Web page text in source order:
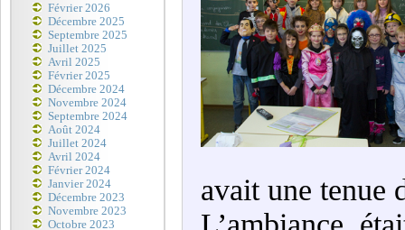
Février 2026
Décembre 2025
Septembre 2025
Juillet 2025
Avril 2025
Février 2025
Décembre 2024
Novembre 2024
Septembre 2024
Août 2024
Juillet 2024
Avril 2024
Février 2024
Janvier 2024
Décembre 2023
Novembre 2023
Octobre 2023
avait une tenue